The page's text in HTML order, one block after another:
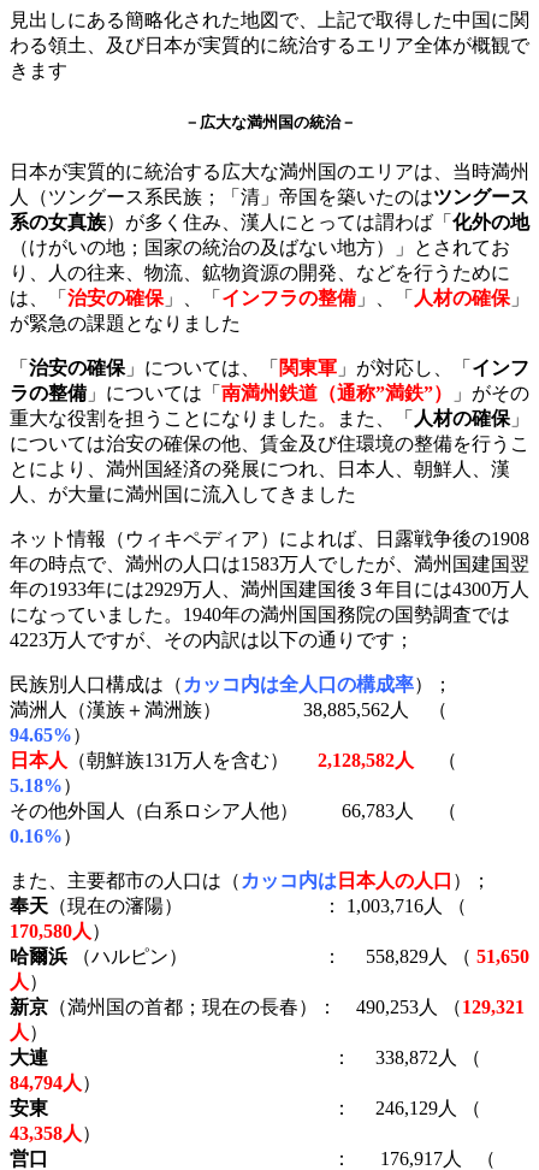
見出しにある簡略化された地図で、上記で取得した中国に関
わる領土、及び日本が実質的に統治するエリア全体が概観で
きます
－広大な満州国の統治－
日本が実質的に統治する広大な満州国のエリアは、当時満州
人（ツングース系民族；「清」帝国を築いたのはツングース
系の女真族）が多く住み、漢人にとっては謂わば「 化外の地
（けがいの地；国家の統治の及ばない地方）」とされてお
り、人の往来、物流、鉱物資源の開発、などを行うために
は、「 治安の確保 」、「 インフラの整備 」、「 人材の確保 」
が緊急の課題となりました
「 治安の確保 」については、「 関東軍 」が対応し、「 インフ
ラの整備 」については「 南満州鉄道（通称”満鉄”）
」がその
重大な役割を担うことになりました。また、「 人材の確保 」
については治安の確保の他、賃金及び住環境の整備を行うこ
とにより、満州国経済の発展につれ、日本人、朝鮮人、漢
人、が大量に満州国に流入してきました
ネット情報（ウィキペディア）によれば、日露戦争後の1908
年の時点で、満州の人口は1583万人でしたが、満州国建国翌
年の1933年には2929万人、満州国建国後３年目には4300万人
になっていました。1940年の満州国国務院の国勢調査では
4223万人ですが、その内訳は以下の通りです；
民族別人口構成は（ カッコ内は全人口の構成率）；
満洲人（漢族＋満洲族） 38,885,562人 （
94.65%）
日本人
（朝鮮族131万人を含む） 2,128,582人
（
5.18%）
その他外国人（白系ロシア人他） 66,783人 （
0.16%）
また、主要都市の人口は（ カッコ内は 日本人の人口 ）；
奉天 （現在の瀋陽） ： 1,003,716人 （
170,580人 ）
哈爾浜（ハルピン） ： 558,829人 （ 51,650
人 ）
新京 （満州国の首都；現在の長春）： 490,253人 （129,321
人 ）
大連 ： 338,872人 （
84,794人 ）
安東 ： 246,129人 （
43,358人 ）
営口
： 176,917人 （